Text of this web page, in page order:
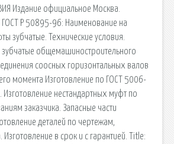
Издание официальное Москва.
ГОСТ Р 50895-96: Наименование на
зубчатые. Технические условия.
общемашиностроительного
соосных горизонтальных валов
момента Изготовление по ГОСТ 5006-
нестандартных муфт по
заказчика. Запасные части
деталей по чертежам,
в срок и с гарантией. Title: